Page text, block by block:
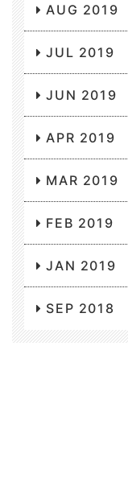
AUG 2019
JUL 2019
JUN 2019
APR 2019
MAR 2019
FEB 2019
JAN 2019
SEP 2018